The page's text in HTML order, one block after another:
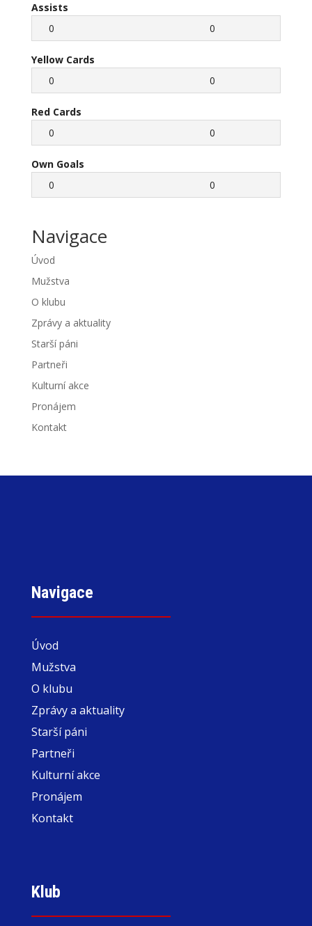
Assists
0
0
Yellow Cards
0
0
Red Cards
0
0
Own Goals
0
0
Navigace
Úvod
Mužstva
O klubu
Zprávy a aktuality
Starší páni
Partneři
Kulturní akce
Pronájem
Kontakt
Navigace
Úvod
Mužstva
O klubu
Zprávy a aktuality
Starší páni
Partneři
Kulturní akce
Pronájem
Kontakt
Klub